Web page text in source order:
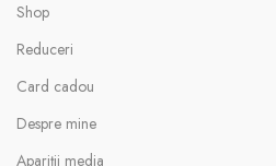
Shop
Reduceri
Card cadou
Despre mine
Apariții media